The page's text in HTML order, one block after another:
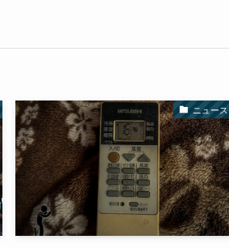
ニュース